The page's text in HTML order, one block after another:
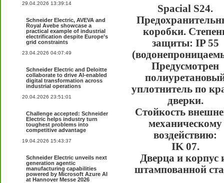
29.04.2026 13:39:14
Schneider Electric, AVEVA and
Royal Avebe showcase a
practical example of industrial
electrification despite Europe’s
grid constraints
23.04.2026 04:07:49
Schneider Electric and Deloitte
collaborate to drive AI-enabled
digital transformation across
industrial operations
20.04.2026 23:51:01
Challenge accepted: Schneider
Electric helps industry turn
toughest problems into
competitive advantage
19.04.2026 15:43:37
Schneider Electric unveils next
generation agentic
manufacturing capabilities
powered by Microsoft Azure AI
at Hannover Messe 2026
Spacial S24.
коробки.
защиты: IP 55
Предусмотрен
уплотнитель по
дверки.
Стойкость
механическому
воздействию:
IK 07.
Дверца и корпус
штампованной